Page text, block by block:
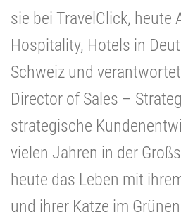
sie bei TravelClick, heute
Hospitality, Hotels in
Schweiz und
Director of Sales –
strategische
vielen Jahren in der
heute das Leben mit
und ihrer Katze im